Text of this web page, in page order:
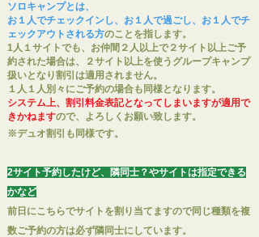
ソロキャンプとは、
お１人でチェックインし、お１人で過ごし、お１人でチ
ェックアウトされる方のことを指します。
1人１サイトでも、お仲間２人以上で２サイト以上ご予
約された場合は、２サイト以上を使うグループキャンプ
扱いとなり割引は適用されません。
１人１人別々にご予約の場合も同様となります。
システム上、割引料金表記となってしまいますが適用で
きかねますので、よろしくお願い致します。
​※デュオ割引も同様です。
2サイト予約したけど、隣同士？やサイトは指定できる
かなど
前日にこちらでサイトを割り当てますので同じ種類を複
数ご予約の方は必ず隣同士にしています。